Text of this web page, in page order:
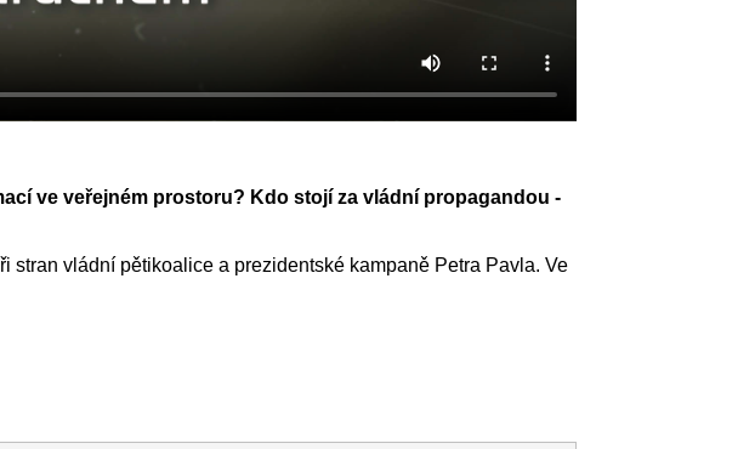
ve veřejném prostoru? Kdo stojí za vládní propagandou -
stran vládní pětikoalice a prezidentské kampaně Petra Pavla. Ve